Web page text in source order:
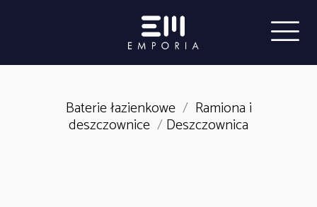
Baterie łazienkowe / Ramiona i
deszczownice /Deszczownica